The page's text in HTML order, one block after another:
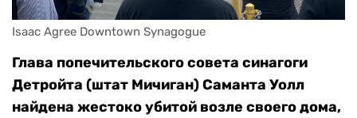
Isaac Agree Downtown Synagogue
Глава попечительского совета синагоги
Детройта (штат Мичиган) Саманта Уолл
найдена жестоко убитой возле своего дома,